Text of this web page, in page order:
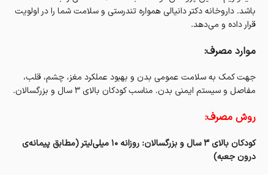
باشد. داروخانه دکتر دانیالی همواره تندرستی و سلامت شما را در اولویت
قرار داده و می‌دهد.
موارد مصرف:
جهت کمک به سلامت عمومی بدن و بهبود عملکرد مغز، چشم، قلب،
مفاصل و سیستم ایمنی بدن. مناسب کودکان بالای ۳ سال و بزرگسالان.
روش مصرف:
کودکان بالای ۳ سال و بزرگسالان: روزانه ۱۰ میلی‌لیتر (مطابق پیمانه‌ی
درون جعبه)